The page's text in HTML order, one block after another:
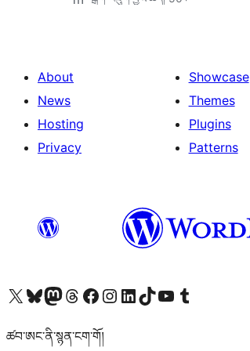
About
News
Hosting
Privacy
Showcase
Themes
Plugins
Patterns
Visit our X (formerly Twitter) account
Visit our Bluesky account
Visit our Mastodon account
Visit our Threads account
Visit our Facebook page
Visit our Instagram account
Visit our LinkedIn account
Visit our TikTok account
Visit our YouTube channel
Visit our Tumblr account
ཚབ་ཨང་ནི་སྙན་ངག་གོ།